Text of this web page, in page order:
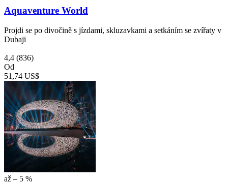
Aquaventure World
Projdi se po divočině s jízdami, skluzavkami a setkáním se zvířaty v
Dubaji
4,4 (836)
Od
51,74 US$
až – 5 %